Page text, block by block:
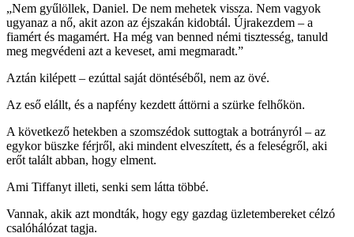
„Nem gyűlöllek, Daniel. De nem mehetek vissza. Nem vagyok
ugyanaz a nő, akit azon az éjszakán kidobtál. Újrakezdem – a
fiamért és magamért. Ha még van benned némi tisztesség, tanuld
meg megvédeni azt a keveset, ami megmaradt.”
Aztán kilépett – ezúttal saját döntéséből, nem az övé.
Az eső elállt, és a napfény kezdett áttörni a szürke felhőkön.
A következő hetekben a szomszédok suttogtak a botrányról – az
egykor büszke férjről, aki mindent elveszített, és a feleségről, aki
erőt talált abban, hogy elment.
Ami Tiffanyt illeti, senki sem látta többé.
Vannak, akik azt mondták, hogy egy gazdag üzletembereket célzó
csalóhálózat tagja.